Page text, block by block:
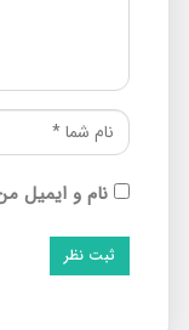
نام و ایمیل من